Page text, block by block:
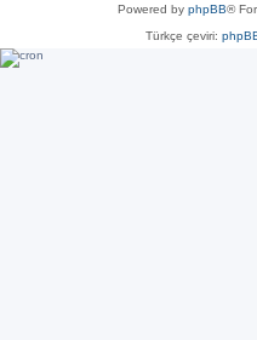
Powered by phpBB®
Türkçe çeviri: